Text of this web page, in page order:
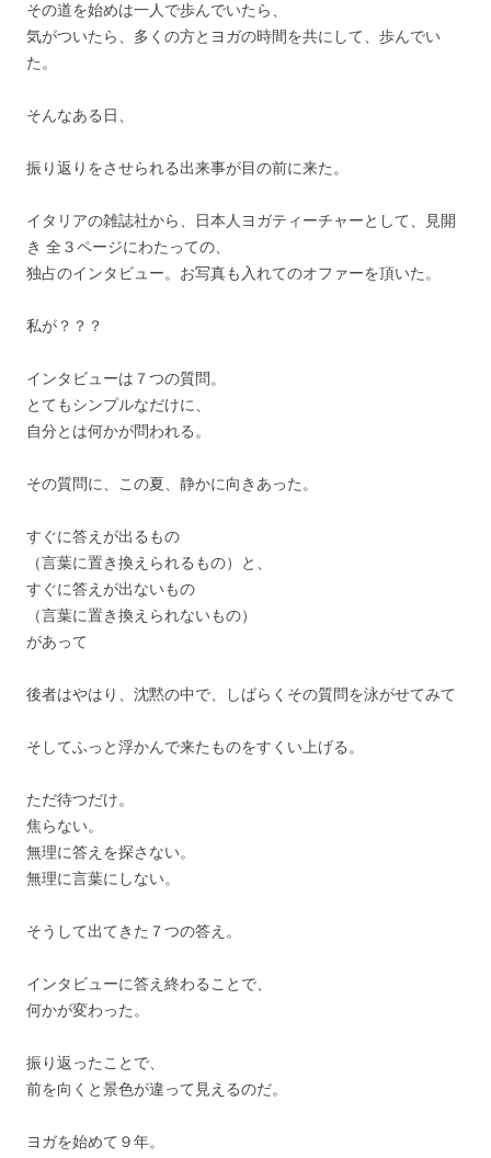
その道を始めは一人で歩んでいたら、
気がついたら、多くの方とヨガの時間を共にして、歩んでい
た。
そんなある日、
振り返りをさせられる出来事が目の前に来た。
イタリアの雑誌社から、日本人ヨガティーチャーとして、見開
き 全３ページにわたっての、
独占のインタビュー。お写真も入れてのオファーを頂いた。
私が？？？
インタビューは７つの質問。
とてもシンプルなだけに、
自分とは何かが問われる。
その質問に、この夏、静かに向きあった。
すぐに答えが出るもの
（言葉に置き換えられるもの）と、
すぐに答えが出ないもの
（言葉に置き換えられないもの）
があって
後者はやはり、沈黙の中で、しばらくその質問を泳がせてみて
そしてふっと浮かんで来たものをすくい上げる。
ただ待つだけ。
焦らない。
無理に答えを探さない。
無理に言葉にしない。
そうして出てきた７つの答え。
インタビューに答え終わることで、
何かが変わった。
振り返ったことで、
前を向くと景色が違って見えるのだ。
ヨガを始めて９年。